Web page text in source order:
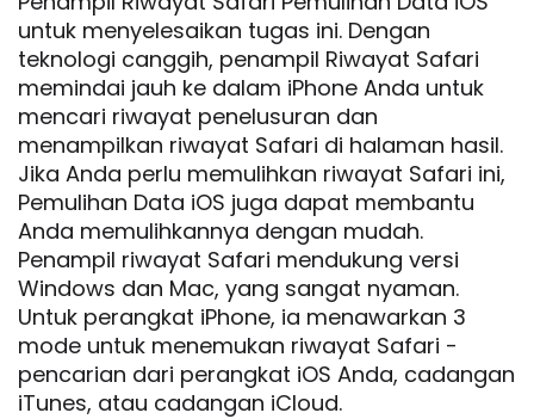
untuk menyelesaikan tugas ini. Dengan
teknologi canggih, penampil Riwayat Safari
memindai jauh ke dalam iPhone Anda untuk
mencari riwayat penelusuran dan
menampilkan riwayat Safari di halaman hasil.
Jika Anda perlu memulihkan riwayat Safari ini,
Pemulihan Data iOS juga dapat membantu
Anda memulihkannya dengan mudah.
Penampil riwayat Safari mendukung versi
Windows dan Mac, yang sangat nyaman.
Untuk perangkat iPhone, ia menawarkan 3
mode untuk menemukan riwayat Safari -
pencarian dari perangkat iOS Anda, cadangan
iTunes, atau cadangan iCloud.